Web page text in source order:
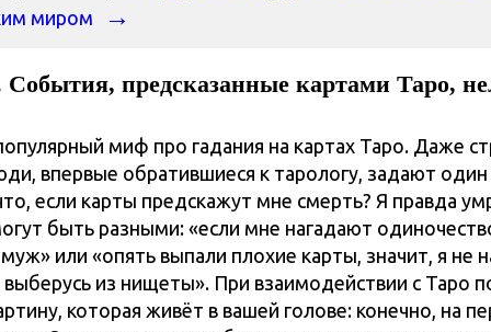
миром
предсказанные картами Таро,
миф про гадания на картах Таро. Даже
впервые обратившиеся к тарологу, задают
если карты предскажут мне смерть? Я правда
быть разными: «если мне нагадают
или «опять выпали плохие карты, значит, я не
выберусь из нищеты». При взаимодействии с Таро
которая живёт в вашей голове: конечно, на